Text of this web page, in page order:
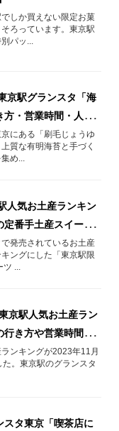
しか買えない限定お菓
ろっています。東京駅
パッ...
京駅グランスタ「海
・営業時間・人気
にある「刷毛じょうゆ
質な有明海苔と手づく
め...
人気お土産ランキン
定番手土産スイーツ
！
発売されているお土産
ングにした「東京駅限
...
京駅人気お土産ラン
行き方や営業時間
ンキングが2023年11月
。東京駅のグランスタ
スタ東京「喫茶店に